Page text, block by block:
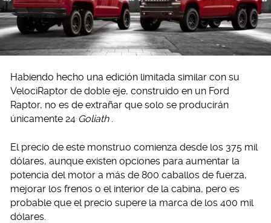
Habiendo hecho una edición limitada similar con su
VelociRaptor de doble eje, construido en un Ford
Raptor, no es de extrañar que solo se producirán
únicamente 24 Goliath .
El precio de este monstruo comienza desde los 375 mil
dólares, aunque existen opciones para aumentar la
potencia del motor a más de 800 caballos de fuerza,
mejorar los frenos o el interior de la cabina, pero es
probable que el precio supere la marca de los 400 mil
dólares.